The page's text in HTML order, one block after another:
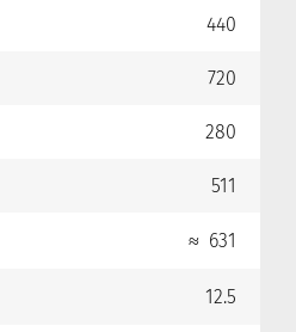
440
720
280
511
≈ 631
12.5